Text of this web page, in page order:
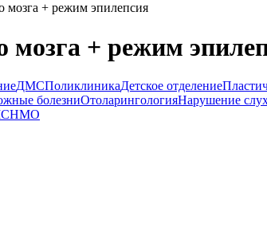
мозга + режим эпилепсия
мозга + режим
ДМСПоликлиникаДетское отделение
болезниОтоларингологияНарушение
НМО